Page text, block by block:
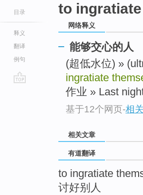
目录
释义
翻译
例句
to
网络释义
能够交心的人
(超低水位) »
ingratiate
作业 » Last
基于12个网页-相
相关文章
有道翻译
to ingratiate
讨好别人